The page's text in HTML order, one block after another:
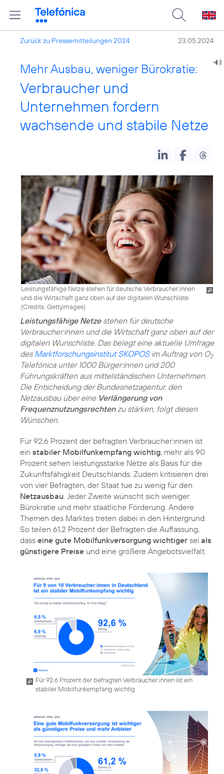
Zurück zu Pressemitteilungen 2024 23.05.2024
Mehr Ausbau, weniger Bürokratie:
Verbraucher und
Unternehmen fordern
wachsende und stabile Netze
Leistungsfähige Netze stehen für deutsche Verbraucher:innen
und die Wirtschaft ganz oben auf der digitalen Wunschliste
(Credits: Gettyimages)
Leistungsfähige Netzestehen für deutsche
Verbraucher:innen und die Wirtschaft ganz oben auf der
digitalen Wunschliste. Das belegt eine aktuelle Umfrage
des Marktforschungsinstitut SKOPOSim Auftrag von O2
Telefónica unter 1000 Bürger:innen und 200
Führungskräften aus mittelständischen Unternehmen.
Die Entscheidung der Bundesnetzagentur, den
Netzausbau über eine Verlängerung von
Frequenznutzungsrechtenzu stärken, folgt diesen
Wünschen.
Für 92,6 Prozent der befragten Verbraucher:innen ist
ein stabiler Mobilfunkempfang wichtig, mehr als 90
Prozent sehen leistungsstarke Netze als Basis für die
Zukunftsfähigkeit Deutschlands. Zudem kritisieren drei
von vier Befragten, der Staat tue zu wenig für den
Netzausbau . Jeder Zweite wünscht sich weniger
Bürokratie und mehr staatliche Förderung. Andere
Themen des Marktes treten dabei in den Hintergrund:
So teilen 61,2 Prozent der Befragten die Auffassung,
dass eine gute Mobilfunkversorgung wichtiger sei als
günstigere Preise und eine größere Angebotsvielfalt.
Für 92,6 Prozent der befragten Verbraucher:innen ist ein
stabiler Mobilfunkempfang wichtig